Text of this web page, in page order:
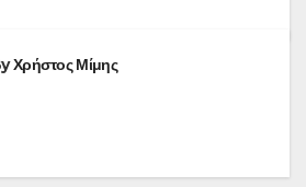
Χρήστος Μίμης